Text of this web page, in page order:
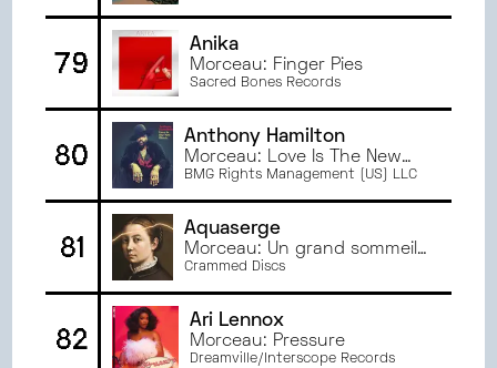
79
Anika
Morceau: Finger Pies
Sacred Bones Records
80
Anthony Hamilton
Morceau: Love Is The New
Black
BMG Rights Management (US) LLC
81
Aquaserge
Morceau: Un grand sommeil
noir
Crammed Discs
82
Ari Lennox
Morceau: Pressure
Dreamville/Interscope Records